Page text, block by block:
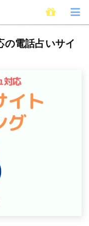
応の電話占いサイトランキング
の電話占いサイ